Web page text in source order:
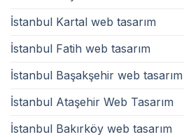
İstanbul Kartal web tasarım
İstanbul Fatih web tasarım
İstanbul Başakşehir web tasarım
İstanbul Ataşehir Web Tasarım
İstanbul Bakırköy web tasarım